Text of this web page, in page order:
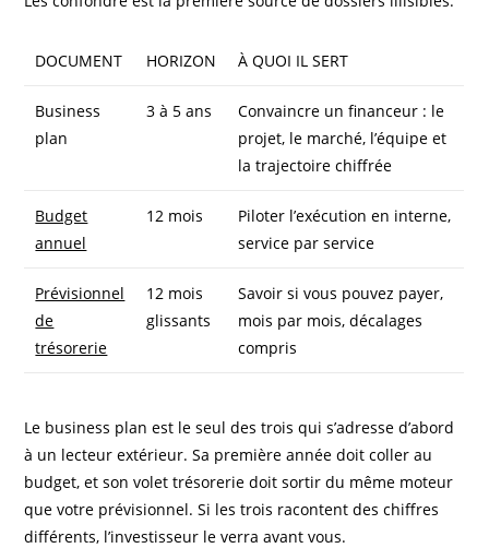
DOCUMENT HORIZON À QUOI IL SERT
Business
plan
3 à 5 ans
Convaincre un financeur : le
projet, le marché, l’équipe et
la trajectoire chiffrée
Budget
annuel
12 mois
Piloter l’exécution en interne,
service par service
Prévisionnel
de
trésorerie
12 mois
glissants
Savoir si vous pouvez payer,
mois par mois, décalages
compris
Le business plan est le seul des trois qui s’adresse d’abord
à un lecteur extérieur. Sa première année doit coller au
budget, et son volet trésorerie doit sortir du même moteur
que votre prévisionnel. Si les trois racontent des chiffres
différents, l’investisseur le verra avant vous.